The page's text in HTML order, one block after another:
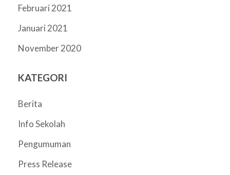
Februari 2021
Januari 2021
November 2020
KATEGORI
Berita
Info Sekolah
Pengumuman
Press Release